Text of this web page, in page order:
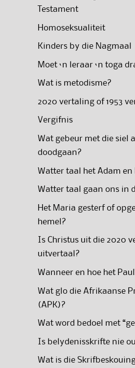
Testament
Homoseksualiteit
Kinders by die Nagmaal
Moet ‘n leraar ‘n toga
Wat is metodisme?
2020 vertaling of 1953
Vergifnis
Wat gebeur met die siel
doodgaan?
Watter taal het Adam en
Watter taal gaan ons in
Het Maria gesterf of
hemel?
Is Christus uit die 2020
uitvertaal?
Wanneer en hoe het
Wat glo die Afrikaanse
(APK)?
Wat word bedoel met
Is belydenisskrifte nie
Wat is die